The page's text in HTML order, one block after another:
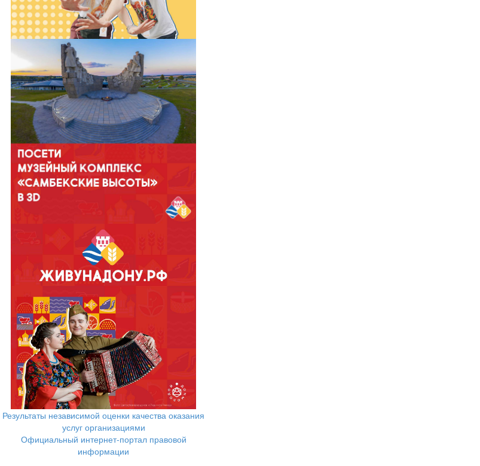
Результаты независимой оценки качества оказания
услуг организациями
Официальный интернет-портал правовой
информации